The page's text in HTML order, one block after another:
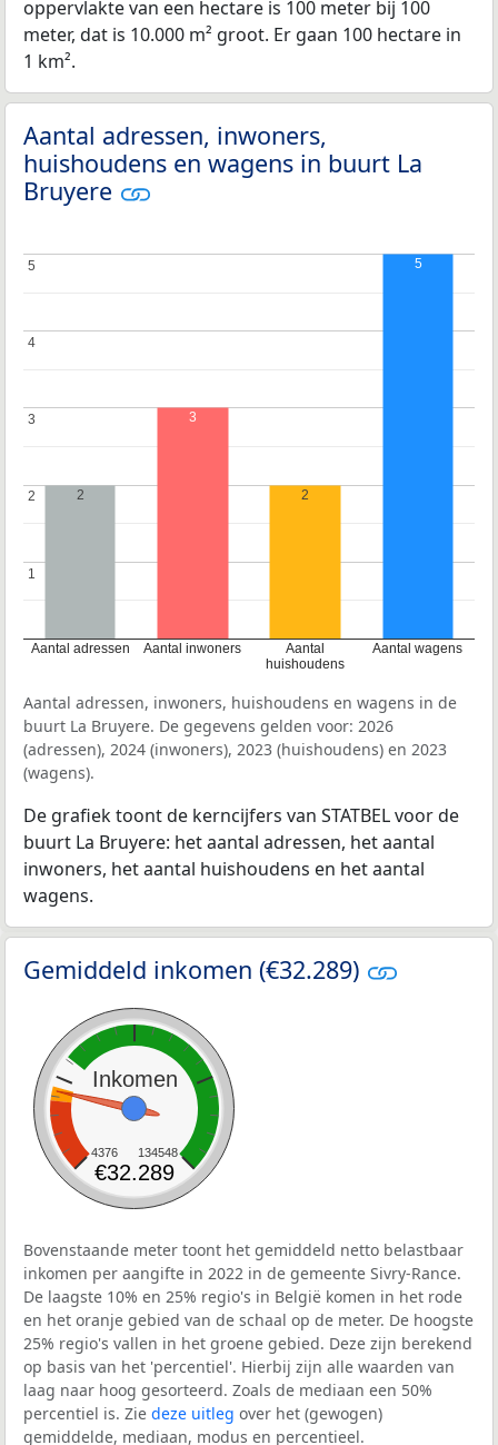
oppervlakte van een hectare is 100 meter bij 100
meter, dat is 10.000 m² groot. Er gaan 100 hectare in
1 km².
Aantal adressen, inwoners,
huishoudens en wagens in buurt La
Bruyere
Aantal adressen Aantal inwoners
Aantal
huishoudens
Aantal wagens
11
2
2
3
3
4
4
5
5
2
3
2
5
Aantal adressen, inwoners, huishoudens en wagens in de
buurt La Bruyere. De gegevens gelden voor: 2026
(adressen), 2024 (inwoners), 2023 (huishoudens) en 2023
(wagens).
De grafiek toont de kerncijfers van STATBEL voor de
buurt La Bruyere: het aantal adressen, het aantal
inwoners, het aantal huishoudens en het aantal
wagens.
Gemiddeld inkomen (€32.289)
Inkomen
4376 134548
€32.289
Bovenstaande meter toont het gemiddeld netto belastbaar
inkomen per aangifte in 2022 in de gemeente Sivry-Rance.
De laagste 10% en 25% regio's in België komen in het rode
en het oranje gebied van de schaal op de meter. De hoogste
25% regio's vallen in het groene gebied. Deze zijn berekend
op basis van het 'percentiel'. Hierbij zijn alle waarden van
laag naar hoog gesorteerd. Zoals de mediaan een 50%
percentiel is. Zie deze uitleg over het (gewogen)
gemiddelde, mediaan, modus en percentieel.